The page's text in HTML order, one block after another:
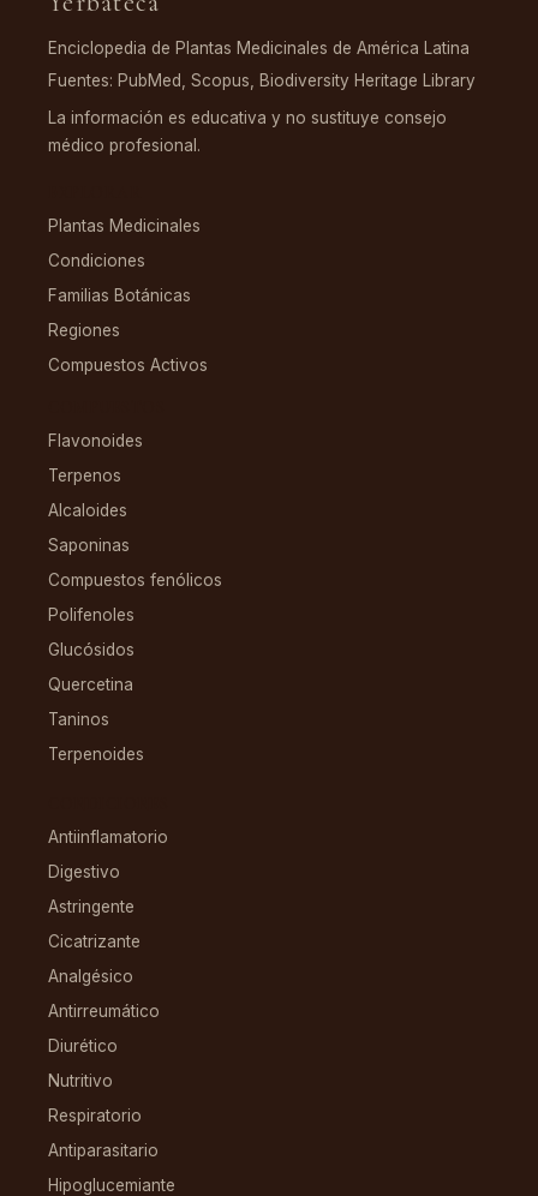
Enciclopedia de Plantas Medicinales de América Latina
Fuentes: PubMed, Scopus, Biodiversity Heritage Library
La información es educativa y no sustituye consejo
médico profesional.
Plantas Medicinales
Condiciones
Familias Botánicas
Regiones
Compuestos Activos
Flavonoides
Terpenos
Alcaloides
Saponinas
Compuestos fenólicos
Polifenoles
Glucósidos
Quercetina
Taninos
Terpenoides
Antiinflamatorio
Digestivo
Astringente
Cicatrizante
Analgésico
Antirreumático
Diurético
Nutritivo
Respiratorio
Antiparasitario
Hipoglucemiante